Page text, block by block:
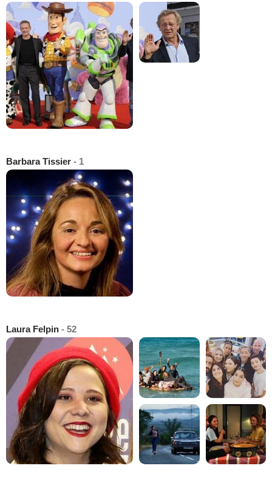
Barbara Tissier - 1
Laura Felpin - 52